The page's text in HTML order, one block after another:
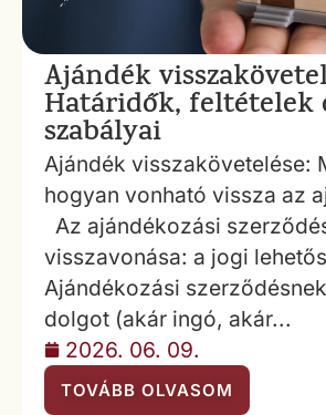
Ajándék
Határidők, feltételek
szabályai
Ajándék visszakövetelése:
hogyan vonható vissza az
Az ajándékozási
visszavonása: a jogi
Ajándékozási
dolgot (akár ingó, akár...
2026. 06. 09.
TOVÁBB OLVASOM